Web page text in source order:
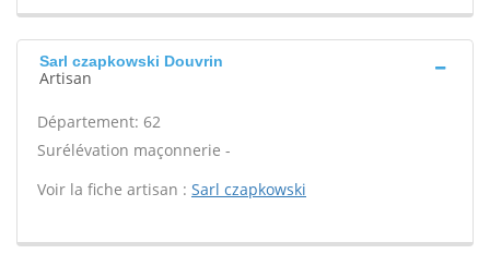
Sarl czapkowski Douvrin
Artisan
Département: 62
Surélévation maçonnerie -
Voir la fiche artisan : Sarl czapkowski